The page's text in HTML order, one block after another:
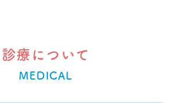
診療について
MEDICAL